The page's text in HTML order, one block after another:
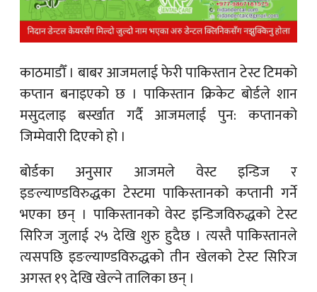
काठमाडौँ । बाबर आजमलाई फेरी पाकिस्तान टेस्ट टिमको
कप्तान बनाइएको छ । पाकिस्तान क्रिकेट बोर्डले शान
मसुदलाइ बर्स्खात गर्दै आजमलाई पुन: कप्तानको
जिम्मेवारी दिएको हो ।
बोर्डका अनुसार आजमले वेस्ट इन्डिज र
इङल्याण्डविरुद्धका टेस्टमा पाकिस्तानको कप्तानी गर्ने
भएका छन् । पाकिस्तानको वेस्ट इन्डिजविरुद्धको टेस्ट
सिरिज जुलाई २५ देखि शुरु हुदैछ । त्यस्तै पाकिस्तानले
त्यसपछि इङल्याण्डविरुद्धको तीन खेलको टेस्ट सिरिज
अगस्त १९ देखि खेल्ने तालिका छन् ।